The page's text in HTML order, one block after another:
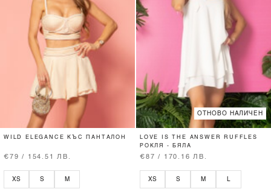
WILD ELEGANCE КЪС ПАНТАЛОН
€79 / 154.51 ЛВ.
XS S M
ОТНОВО НАЛИЧЕН
LOVE IS THE ANSWER RUFFLES
РОКЛЯ - БЯЛА
€87 / 170.16 ЛВ.
XS S M